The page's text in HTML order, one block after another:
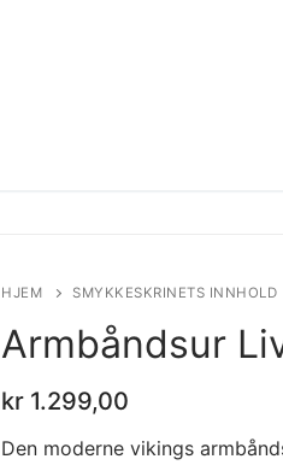
HJEM SMYKKESKRINETS INNHOLD
Armbåndsur
kr 1.299,00
Den moderne vikings